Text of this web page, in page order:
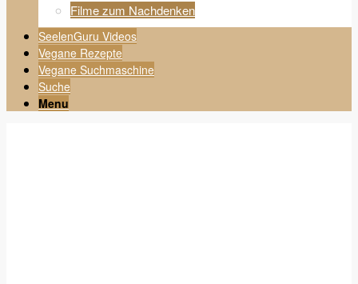
Filme zum Nachdenken
SeelenGuru Videos
Vegane Rezepte
Vegane Suchmaschine
Suche
Menu